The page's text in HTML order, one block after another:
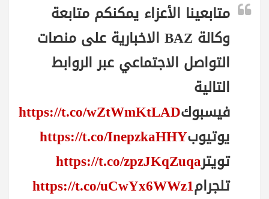
متابعينا الأعزاء يمكنكم متابعة
وكالة BAZ الاخبارية على منصات
التواصل الاجتماعي عبر الروابط
التالية
فيسبوكhttps://t.co/wZtWmKtLAD
يوتيوبhttps://t.co/InepzkaHHY
تويترhttps://t.co/zpzJKqZuqa
تلجرامhttps://t.co/uCwYx6WWz1